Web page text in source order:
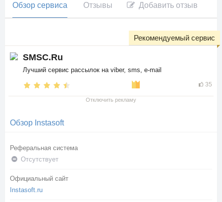
Обзор сервиса Отзывы Добавить отзыв
SMSC.Ru
Лучший сервис рассылок на viber, sms, e-mail
35
Рекомендуемый сервис
Отключить рекламу
Обзор Instasoft
Реферальная система
Отсутствует
Официальный сайт
Instasoft.ru